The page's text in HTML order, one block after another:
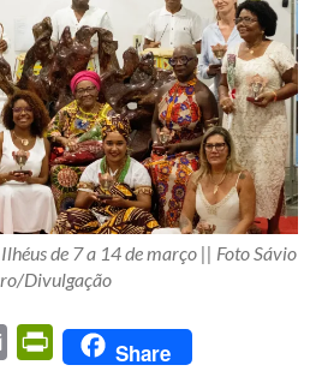
de 7 a 14 de março || Foto Sávio
Divulgação
Email PrintFriendly
Share